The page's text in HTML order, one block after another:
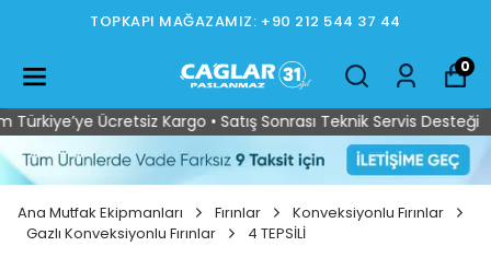
İSTOÇ MAĞAZAMIZ: +90 212
0
Ücretsiz Kargo • Satış Sonrası Teknik Servis Desteği
Ana Mutfak Ekipmanları Fırınlar
Konveksiyonlu Fırınlar
Gazlı Konveksiyonlu Fırınlar
4 TEPSİLİ